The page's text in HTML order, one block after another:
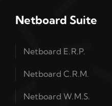
Netboard Suite
Netboard E.R.P.
Netboard C.R.M.
Netboard W.M.S.